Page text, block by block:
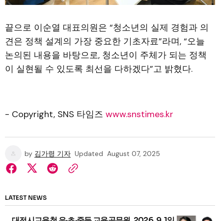
끝으로 이순열 대표의원은 “청소년의 실제 경험과 의
견은 정책 설계의 가장 중요한 기초자료”라며, “오늘
논의된 내용을 바탕으로, 청소년이 주체가 되는 정책
이 실현될 수 있도록 최선을 다하겠다”고 밝혔다.
- Copyright, SNS 타임즈 www.snstimes.kr
by 김가령 기자 Updated August 07, 2025
LATEST NEWS